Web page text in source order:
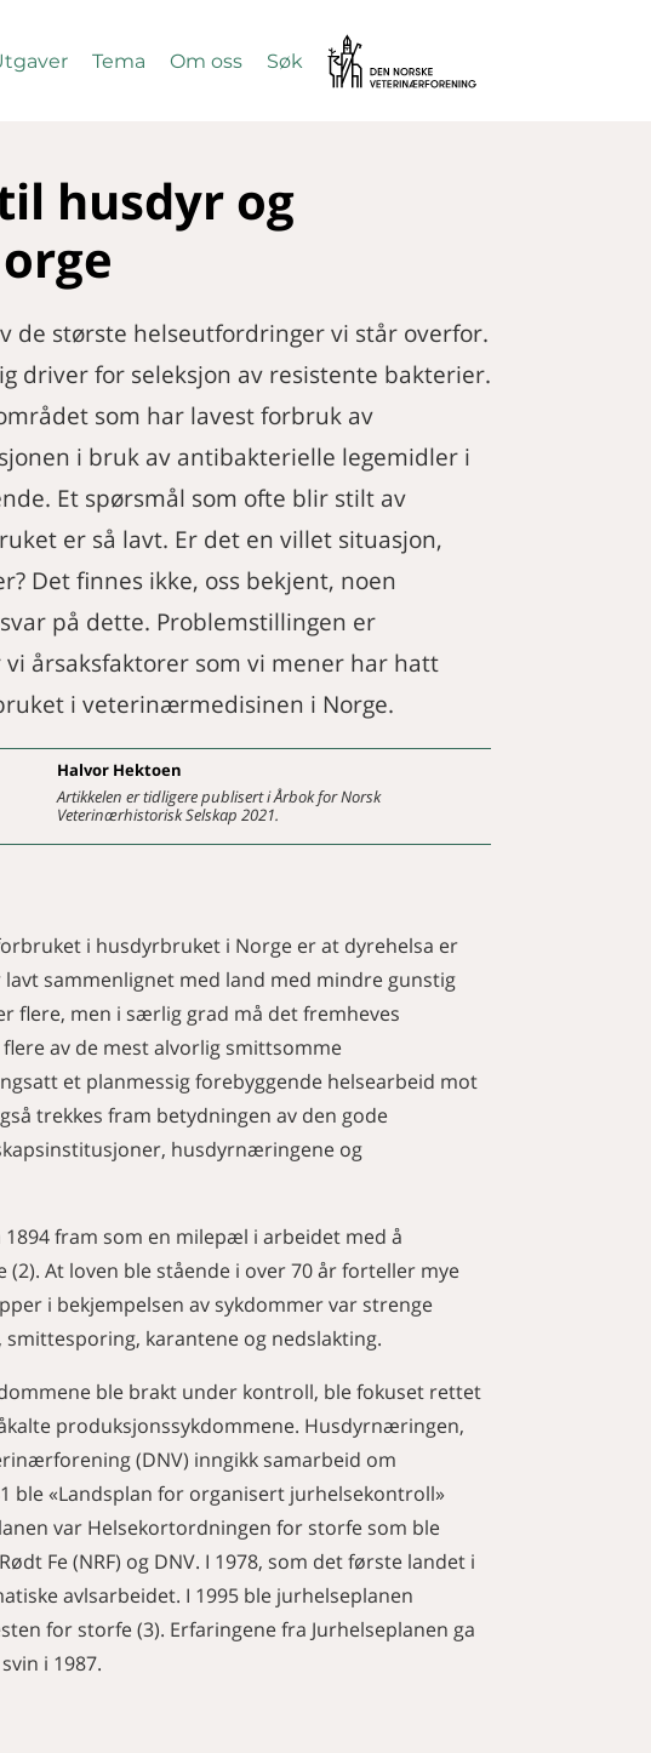
Tema Om oss Søk
Vetnett
husdyr og
de største helseutfordringer vi står overfor.
driver for seleksjon av resistente bakterier.
som har lavest forbruk av
i bruk av antibakterielle legemidler i
Et spørsmål som ofte blir stilt av
er så lavt. Er det en villet situasjon,
Det finnes ikke, oss bekjent, noen
på dette. Problemstillingen er
årsaksfaktorer som vi mener har hatt
i veterinærmedisinen i Norge.
Halvor Hektoen
Artikkelen er tidligere publisert i Årbok for Norsk
Veterinærhistorisk Selskap 2021.
i husdyrbruket i Norge er at dyrehelsa er
sammenlignet med land med mindre gunstig
flere, men i særlig grad må det fremheves
av de mest alvorlig smittsomme
et planmessig forebyggende helsearbeid mot
trekkes fram betydningen av den gode
husdyrnæringene og
fram som en milepæl i arbeidet med å
At loven ble stående i over 70 år forteller mye
i bekjempelsen av sykdommer var strenge
karantene og nedslakting.
ble brakt under kontroll, ble fokuset rettet
produksjonssykdommene. Husdyrnæringen,
(DNV) inngikk samarbeid om
ble «Landsplan for organisert jurhelsekontroll»
var Helsekortordningen for storfe som ble
Fe (NRF) og DNV. I 1978, som det første landet i
avlsarbeidet. I 1995 ble jurhelseplanen
for storfe (3). Erfaringene fra Jurhelseplanen ga
i 1987.